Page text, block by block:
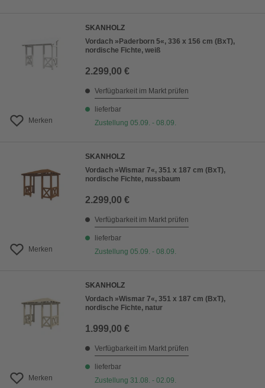
Merken
SKANHOLZ
Vordach »Paderborn 5«, 336 x 156 cm (BxT),
nordische Fichte, weiß
2.299,00 €
Verfügbarkeit im Markt prüfen
lieferbar
Zustellung 05.09. - 08.09.
Merken
SKANHOLZ
Vordach »Wismar 7«, 351 x 187 cm (BxT),
nordische Fichte, nussbaum
2.299,00 €
Verfügbarkeit im Markt prüfen
lieferbar
Zustellung 05.09. - 08.09.
Merken
SKANHOLZ
Vordach »Wismar 7«, 351 x 187 cm (BxT),
nordische Fichte, natur
1.999,00 €
Verfügbarkeit im Markt prüfen
lieferbar
Zustellung 31.08. - 02.09.